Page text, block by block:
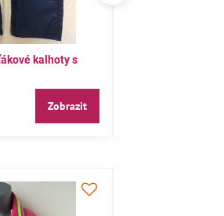
kalhoty s
Zobrazit